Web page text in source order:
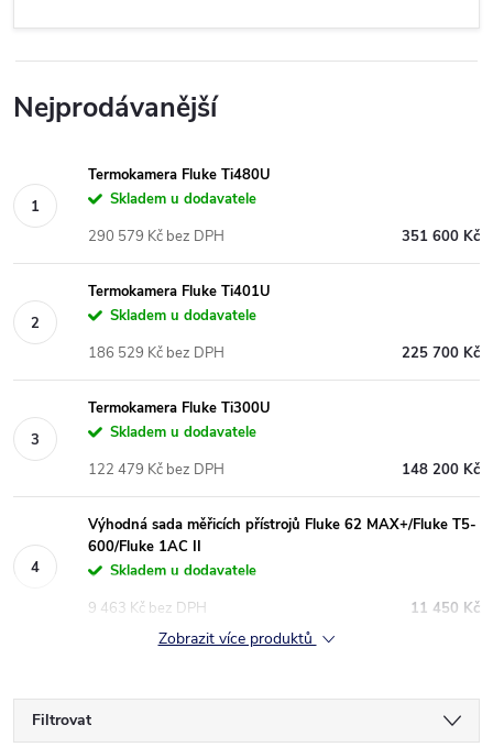
Nejprodávanější
Termokamera Fluke Ti480U
Skladem u dodavatele
351 600 Kč
290 579 Kč bez DPH
Termokamera Fluke Ti401U
Skladem u dodavatele
225 700 Kč
186 529 Kč bez DPH
Termokamera Fluke Ti300U
Skladem u dodavatele
148 200 Kč
122 479 Kč bez DPH
Výhodná sada měřicích přístrojů Fluke 62 MAX+/Fluke T5-
600/Fluke 1AC II
Skladem u dodavatele
11 450 Kč
9 463 Kč bez DPH
Zobrazit více produktů
Filtrovat